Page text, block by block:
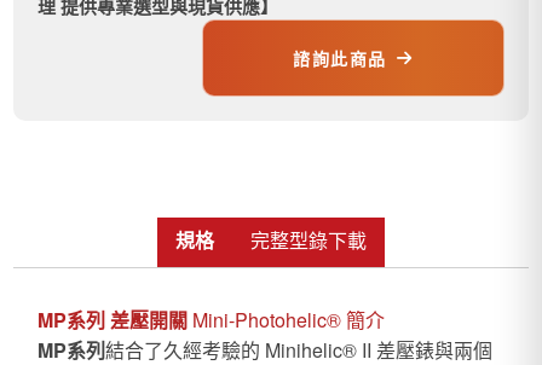
理 提供專業選型與現貨供應】
諮詢此商品
規格 完整型錄下載
MP系列 差壓開關 Mini-Photohelic® 簡介
MP系列結合了久經考驗的 Minihelic® II 差壓錶與兩個